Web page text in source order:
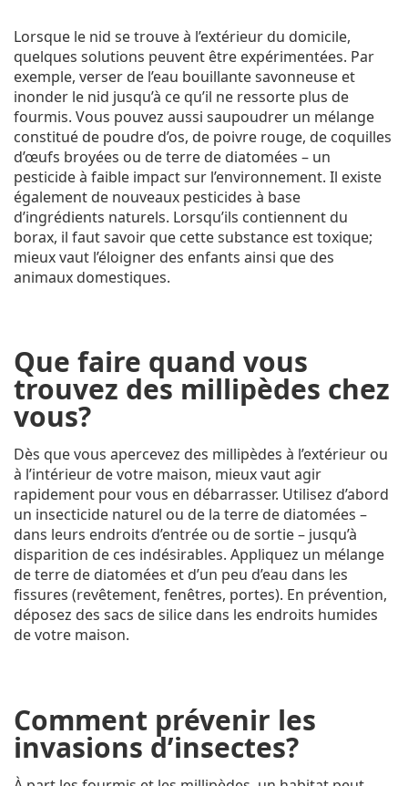
Lorsque le nid se trouve à l’extérieur du domicile,
quelques solutions peuvent être expérimentées. Par
exemple, verser de l’eau bouillante savonneuse et
inonder le nid jusqu’à ce qu’il ne ressorte plus de
fourmis. Vous pouvez aussi saupoudrer un mélange
constitué de poudre d’os, de poivre rouge, de coquilles
d’œufs broyées ou de terre de diatomées – un
pesticide à faible impact sur l’environnement. Il existe
également de nouveaux pesticides à base
d’ingrédients naturels. Lorsqu’ils contiennent du
borax, il faut savoir que cette substance est toxique;
mieux vaut l’éloigner des enfants ainsi que des
animaux domestiques.
Que faire quand vous
trouvez des millipèdes chez
vous?
Dès que vous apercevez des millipèdes à l’extérieur ou
à l’intérieur de votre maison, mieux vaut agir
rapidement pour vous en débarrasser. Utilisez d’abord
un insecticide naturel ou de la terre de diatomées –
dans leurs endroits d’entrée ou de sortie – jusqu’à
disparition de ces indésirables. Appliquez un mélange
de terre de diatomées et d’un peu d’eau dans les
fissures (revêtement, fenêtres, portes). En prévention,
déposez des sacs de silice dans les endroits humides
de votre maison.
Comment prévenir les
invasions d’insectes?